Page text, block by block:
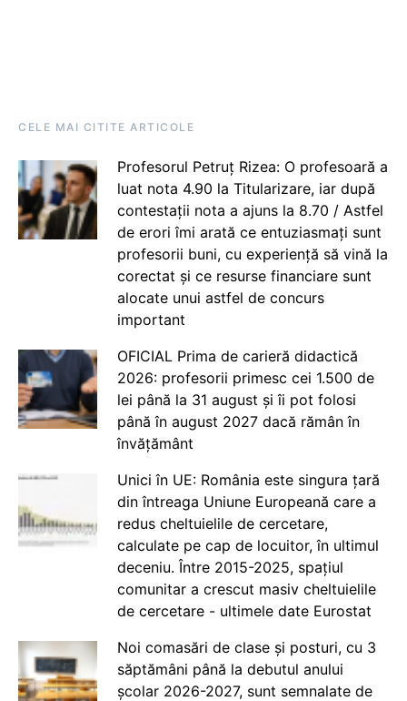
CELE MAI CITITE ARTICOLE
Profesorul Petruț Rizea: O profesoară a
luat nota 4.90 la Titularizare, iar după
contestații nota a ajuns la 8.70 / Astfel
de erori îmi arată ce entuziasmați sunt
profesorii buni, cu experiență să vină la
corectat și ce resurse financiare sunt
alocate unui astfel de concurs
important
OFICIAL Prima de carieră didactică
2026: profesorii primesc cei 1.500 de
lei până la 31 august și îi pot folosi
până în august 2027 dacă rămân în
învățământ
Unici în UE: România este singura țară
din întreaga Uniune Europeană care a
redus cheltuielile de cercetare,
calculate pe cap de locuitor, în ultimul
deceniu. Între 2015-2025, spațiul
comunitar a crescut masiv cheltuielile
de cercetare - ultimele date Eurostat
Noi comasări de clase și posturi, cu 3
săptămâni până la debutul anului
școlar 2026-2027, sunt semnalate de